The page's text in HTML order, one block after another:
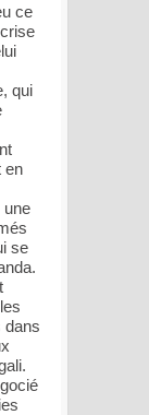
ce
qui
en
une
se
dans